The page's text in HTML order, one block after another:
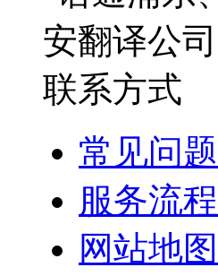
常见问题
服务流程
网站地图